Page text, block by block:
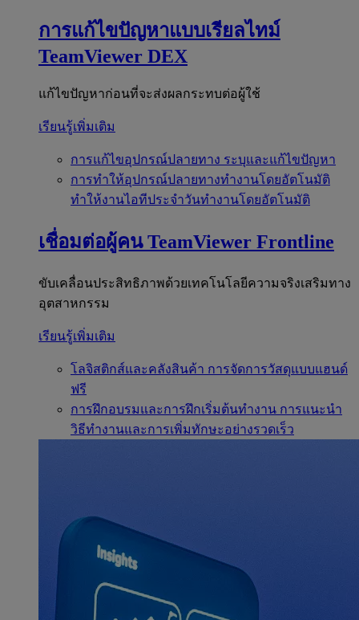
การแก้ไขปัญหาแบบเรียลไทม์
TeamViewer DEX
แก้ไขปัญหาก่อนที่จะส่งผลกระทบต่อผู้ใช้
เรียนรู้เพิ่มเติม
การแก้ไขอุปกรณ์ปลายทาง ระบุและแก้ไขปัญหา
การทำให้อุปกรณ์ปลายทางทำงานโดยอัตโนมัติ
ทำให้งานไอทีประจำวันทำงานโดยอัตโนมัติ
เชื่อมต่อผู้คน TeamViewer Frontline
ขับเคลื่อนประสิทธิภาพด้วยเทคโนโลยีความจริงเสริมทาง
อุตสาหกรรม
เรียนรู้เพิ่มเติม
โลจิสติกส์และคลังสินค้า การจัดการวัสดุแบบแฮนด์
ฟรี
การฝึกอบรมและการฝึกเริ่มต้นทำงาน การแนะนำ
วิธีทำงานและการเพิ่มทักษะอย่างรวดเร็ว